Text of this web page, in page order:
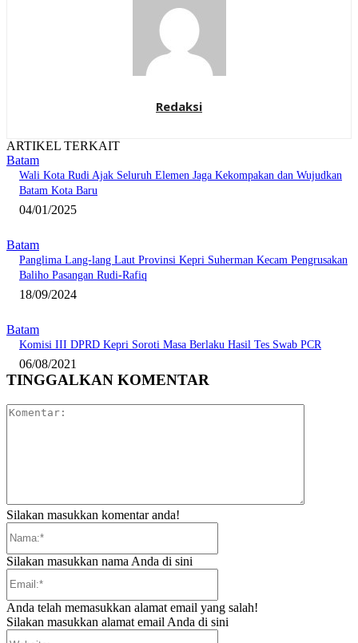
Redaksi
ARTIKEL TERKAIT
Batam
Wali Kota Rudi Ajak Seluruh Elemen Jaga Kekompakan dan Wujudkan
Batam Kota Baru
04/01/2025
Batam
Panglima Lang-lang Laut Provinsi Kepri Suherman Kecam Pengrusakan
Baliho Pasangan Rudi-Rafiq
18/09/2024
Batam
Komisi III DPRD Kepri Soroti Masa Berlaku Hasil Tes Swab PCR
06/08/2021
TINGGALKAN KOMENTAR
Silakan masukkan komentar anda!
Silakan masukkan nama Anda di sini
Anda telah memasukkan alamat email yang salah!
Silakan masukkan alamat email Anda di sini